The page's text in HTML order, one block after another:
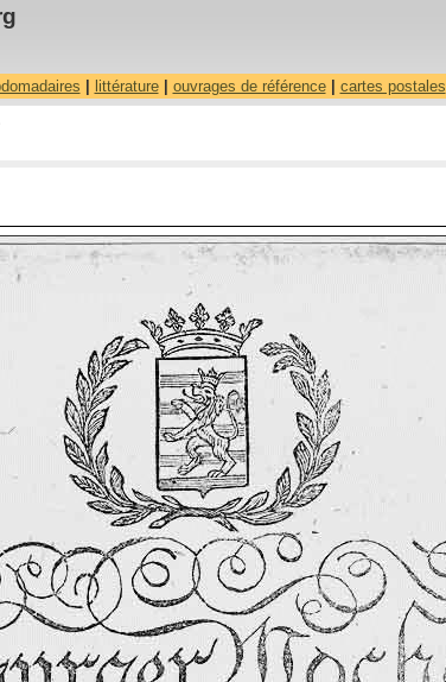
littérature| ouvrages de référence| cartes postales